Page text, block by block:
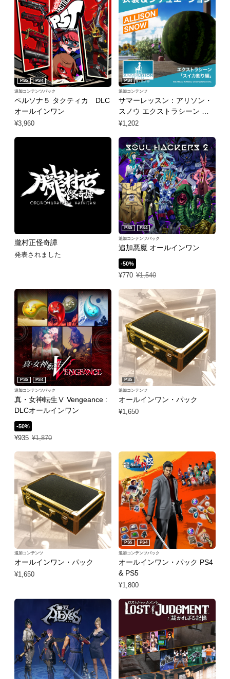
ペルソナ５ タクティカ DLC
オールインワン
PS5 PS4
追加コンテンツパック
¥3,960
サマーレッスン：アリソン・
スノウ エクストラシーン ス
イカ割り編（衣装＆シチュエ
PS4
追加コンテンツ
¥1,202
朧村正怪奇譚
発表されました
追加悪魔 オールインワン
PS5 PS4
追加コンテンツパック
-50%
¥770
特別価格 ¥770 通常価格 ¥1,540
¥1,540
真・女神転生Ⅴ Vengeance :
DLCオールインワン
PS5 PS4
追加コンテンツパック
-50%
¥935
特別価格 ¥935 通常価格 ¥1,870
¥1,870
オールインワン・パック
PS5
追加コンテンツ
¥1,650
オールインワン・パック
追加コンテンツ
¥1,650
オールインワン・パック PS4
& PS5
PS5 PS4
追加コンテンツパック
¥1,800